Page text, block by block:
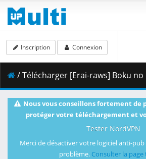
Inscription Connexion
/ Télécharger [Erai-raws] Boku no Hero Academia 7th Season - 07 [720p][Multiple
Nous vous conseillons fortement de
protéger votre téléchargement et
Tester NordVPN
Merci de désactiver votre logiciel anti-
problème. Consulter la